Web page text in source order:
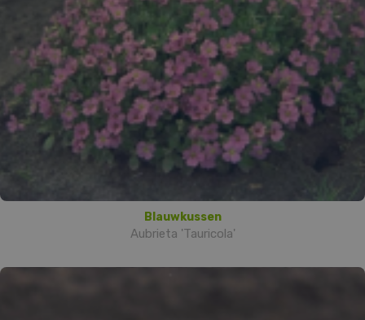
Blauwkussen
Aubrieta 'Tauricola'